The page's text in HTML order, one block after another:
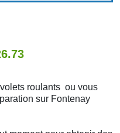
roulants ou vous
sur Fontenay